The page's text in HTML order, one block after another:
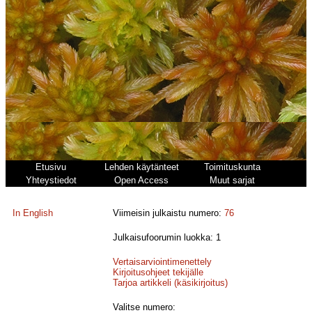
Etusivu Lehden käytänteet
Toimituskunta
Yhteystiedot
Open Access Muut sarjat
In English Viimeisin julkaistu numero:76
Julkaisufoorumin luokka: 1
Vertaisarviointimenettely
Kirjoitusohjeet tekijälle
Tarjoa artikkeli (käsikirjoitus)
Valitse numero: